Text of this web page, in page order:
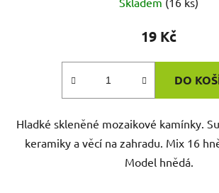
19 Kč
DO
Hladké skleněné mozaikové kamínky.
keramiky a věcí na zahradu. Mix 16
Model hnědá.